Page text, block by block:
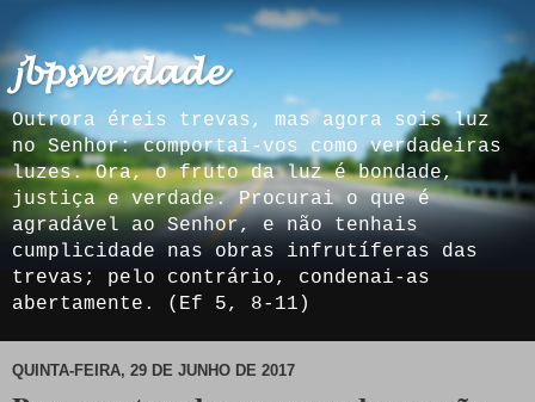
𝓳𝓫𝓹𝓼𝓿𝓮𝓻𝓭𝓪𝓭𝓮
Outrora éreis trevas, mas agora sois luz
no Senhor: comportai-vos como verdadeiras
luzes. Ora, o fruto da luz é bondade,
justiça e verdade. Procurai o que é
agradável ao Senhor, e não tenhais
cumplicidade nas obras infrutíferas das
trevas; pelo contrário, condenai-as
abertamente. (Ef 5, 8-11)
QUINTA-FEIRA, 29 DE JUNHO DE 2017